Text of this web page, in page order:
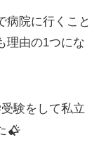
病院に行くこと
理由の1つにな
験をして私立